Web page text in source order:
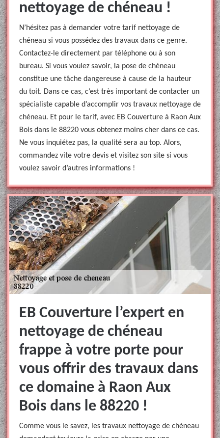
nettoyage de chéneau !
N’hésitez pas à demander votre tarif nettoyage de
chéneau si vous possédez des travaux dans ce genre.
Contactez-le directement par téléphone ou à son
bureau. Si vous voulez savoir, la pose de chéneau
constitue une tâche dangereuse à cause de la hauteur
du toit. Dans ce cas, c’est très important de contacter un
spécialiste capable d’accomplir vos travaux nettoyage de
chéneau. Et pour le tarif, avec EB Couverture à Raon Aux
Bois dans le 88220 vous obtenez moins cher dans ce cas.
Ne vous inquiétez pas, la qualité sera au top. Alors,
commandez vite votre devis et visitez son site si vous
voulez savoir d’autres informations !
EB Couverture l’expert en
nettoyage de chéneau
frappe à votre porte pour
vous offrir des travaux dans
ce domaine à Raon Aux
Bois dans le 88220 !
Comme vous le savez, les travaux nettoyage de chéneau